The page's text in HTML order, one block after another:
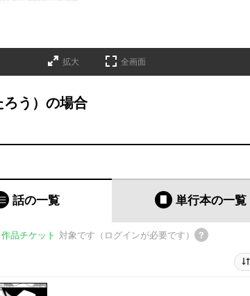
拡大 全画面
う）の場合
話の一覧 単行本の一覧
作品チケット 対象です（ログインが必要です）